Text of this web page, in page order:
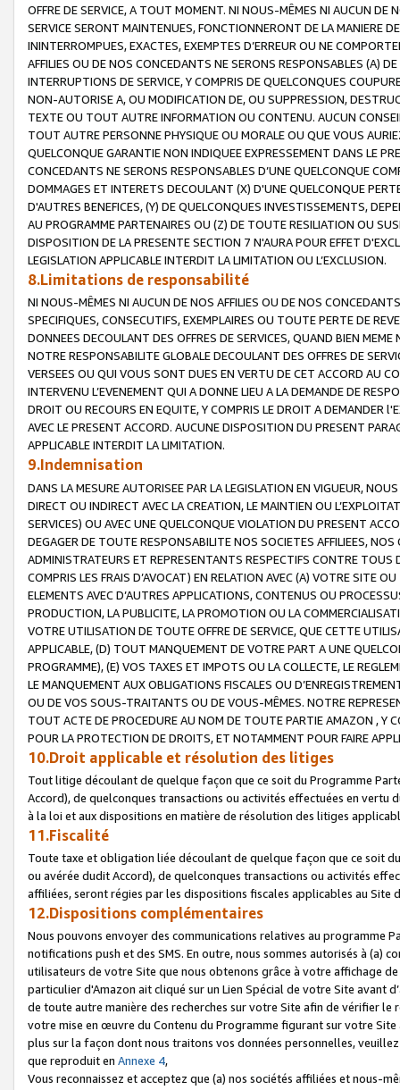
OFFRE DE SERVICE, A TOUT MOMENT. NI NOUS-MÊMES NI AUCUN DE
SERVICE SERONT MAINTENUES, FONCTIONNERONT DE LA MANIERE
ININTERROMPUES, EXACTES, EXEMPTES D’ERREUR OU NE
AFFILIES OU DE NOS CONCEDANTS NE SERONS RESPONSABLES (A)
INTERRUPTIONS DE SERVICE, Y COMPRIS DE QUELCONQUES
NON-AUTORISE A, OU MODIFICATION DE, OU SUPPRESSION,
TEXTE OU TOUT AUTRE INFORMATION OU CONTENU. AUCUN
TOUT AUTRE PERSONNE PHYSIQUE OU MORALE OU QUE VOUS
QUELCONQUE GARANTIE NON INDIQUEE EXPRESSEMENT DANS LE
CONCEDANTS NE SERONS RESPONSABLES D’UNE QUELCONQUE
DOMMAGES ET INTERETS DECOULANT (X) D'UNE QUELCONQUE
D'AUTRES BENEFICES, (Y) DE QUELCONQUES INVESTISSEMENTS,
AU PROGRAMME PARTENAIRES OU (Z) DE TOUTE RESILIATION OU
DISPOSITION DE LA PRESENTE SECTION 7 N'AURA POUR EFFET
LEGISLATION APPLICABLE INTERDIT LA LIMITATION OU L’EXCLUSION.
8.Limitations de responsabilité
NI NOUS-MÊMES NI AUCUN DE NOS AFFILIES OU DE NOS
SPECIFIQUES, CONSECUTIFS, EXEMPLAIRES OU TOUTE PERTE DE
DONNEES DECOULANT DES OFFRES DE SERVICES, QUAND BIEN
NOTRE RESPONSABILITE GLOBALE DECOULANT DES OFFRES DE
VERSEES OU QUI VOUS SONT DUES EN VERTU DE CET ACCORD AU
INTERVENU L’EVENEMENT QUI A DONNE LIEU A LA DEMANDE DE
DROIT OU RECOURS EN EQUITE, Y COMPRIS LE DROIT A DEMANDER
AVEC LE PRESENT ACCORD. AUCUNE DISPOSITION DU PRESENT
APPLICABLE INTERDIT LA LIMITATION.
9.Indemnisation
DANS LA MESURE AUTORISEE PAR LA LEGISLATION EN VIGUEUR,
DIRECT OU INDIRECT AVEC LA CREATION, LE MAINTIEN OU
SERVICES) OU AVEC UNE QUELCONQUE VIOLATION DU PRESENT
DEGAGER DE TOUTE RESPONSABILITE NOS SOCIETES AFFILIEES,
ADMINISTRATEURS ET REPRESENTANTS RESPECTIFS CONTRE
COMPRIS LES FRAIS D’AVOCAT) EN RELATION AVEC (A) VOTRE SITE
ELEMENTS AVEC D’AUTRES APPLICATIONS, CONTENUS OU
PRODUCTION, LA PUBLICITE, LA PROMOTION OU LA
VOTRE UTILISATION DE TOUTE OFFRE DE SERVICE, QUE CETTE
APPLICABLE, (D) TOUT MANQUEMENT DE VOTRE PART A UNE
PROGRAMME), (E) VOS TAXES ET IMPOTS OU LA COLLECTE, LE
LE MANQUEMENT AUX OBLIGATIONS FISCALES OU
OU DE VOS SOUS-TRAITANTS OU DE VOUS-MÊMES. NOTRE
TOUT ACTE DE PROCEDURE AU NOM DE TOUTE PARTIE AMAZON , Y
POUR LA PROTECTION DE DROITS, ET NOTAMMENT POUR FAIRE
10.Droit applicable et résolution des litiges
Tout litige découlant de quelque façon que ce soit du Programme
Accord), de quelconques transactions ou activités effectuées en vertu
à la loi et aux dispositions en matière de résolution des litiges
11.Fiscalité
Toute taxe et obligation liée découlant de quelque façon que ce soit
ou avérée dudit Accord), de quelconques transactions ou activités
affiliées, seront régies par les dispositions fiscales applicables au Site
12.Dispositions complémentaires
Nous pouvons envoyer des communications relatives au programme
notifications push et des SMS. En outre, nous sommes autorisés à
utilisateurs de votre Site que nous obtenons grâce à votre affichage
particulier d'Amazon ait cliqué sur un Lien Spécial de votre Site avant
de toute autre manière des recherches sur votre Site afin de vérifier
votre mise en œuvre du Contenu du Programme figurant sur votre
plus sur la façon dont nous traitons vos données personnelles,
que reproduit en Annexe 4,
Vous reconnaissez et acceptez que (a) nos sociétés affiliées et nous-